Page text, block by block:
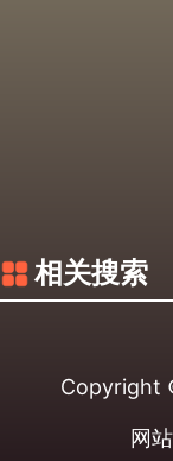
相关搜索
Copyright
网